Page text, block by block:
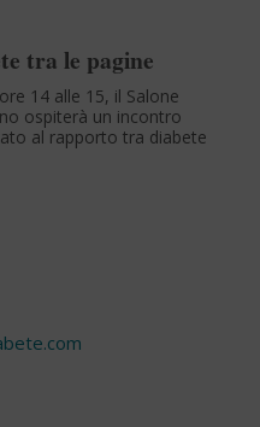
tra le pagine
14 alle 15, il Salone
ospiterà un incontro
al rapporto tra diabete